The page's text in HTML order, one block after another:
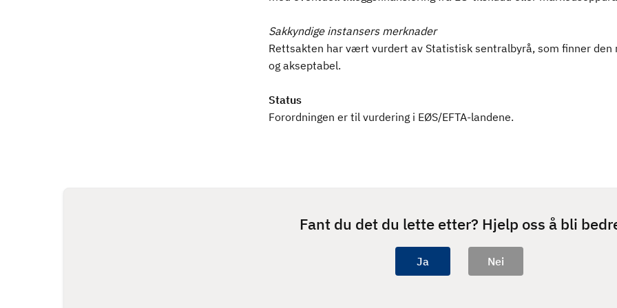
Sakkyndige instansers merknader
Rettsakten har vært vurdert av Statistisk sentralbyrå, som finner den
og akseptabel.
Status
Forordningen er til vurdering i EØS/EFTA-landene.
Fant du det du lette etter? Hjelp oss å bli